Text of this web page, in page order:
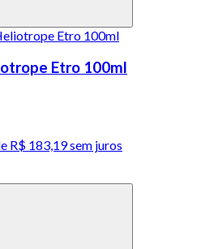
Etro 100ml
R$ 183,19 sem juros